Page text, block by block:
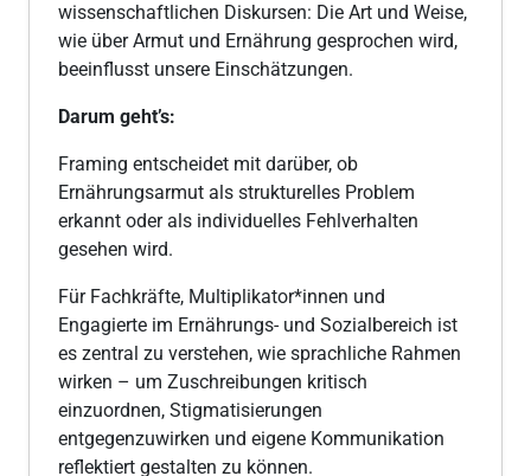
wissenschaftlichen Diskursen: Die Art und Weise,
wie über Armut und Ernährung gesprochen wird,
beeinflusst unsere Einschätzungen.
Darum geht’s:
Framing entscheidet mit darüber, ob
Ernährungsarmut als strukturelles Problem
erkannt oder als individuelles Fehlverhalten
gesehen wird.
Für Fachkräfte, Multiplikator*innen und
Engagierte im Ernährungs- und Sozialbereich ist
es zentral zu verstehen, wie sprachliche Rahmen
wirken – um Zuschreibungen kritisch
einzuordnen, Stigmatisierungen
entgegenzuwirken und eigene Kommunikation
reflektiert gestalten zu können.